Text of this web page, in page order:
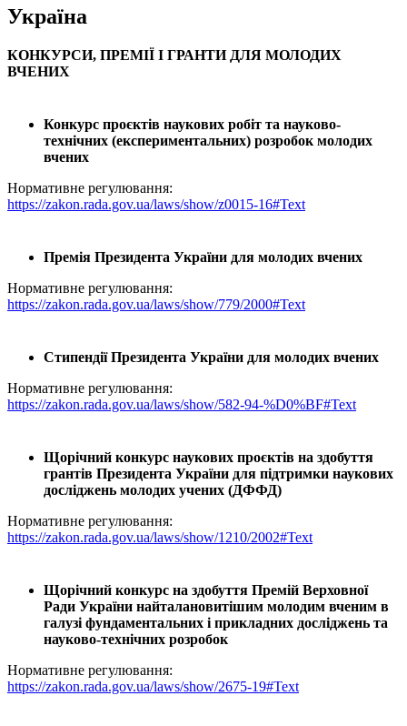
Україна
КОНКУРСИ, ПРЕМІЇ І ГРАНТИ ДЛЯ МОЛОДИХ
ВЧЕНИХ
Конкурс проєктів наукових робіт та науково-
технічних (експериментальних) розробок молодих
вчених
Нормативне регулювання:
https://zakon.rada.gov.ua/laws/show/z0015-16#Text
Премія Президента України для молодих вчених
Нормативне регулювання:
https://zakon.rada.gov.ua/laws/show/779/2000#Text
Стипендії Президента України для молодих вчених
Нормативне регулювання:
https://zakon.rada.gov.ua/laws/show/582-94-%D0%BF#Text
Щорічний конкурс наукових проєктів на здобуття
грантів Президента України для підтримки наукових
досліджень молодих учених (ДФФД)
Нормативне регулювання:
https://zakon.rada.gov.ua/laws/show/1210/2002#Text
Щорічний конкурс на здобуття Премій Верховної
Ради України найталановитішим молодим вченим в
галузі фундаментальних і прикладних досліджень та
науково-технічних розробок
Нормативне регулювання:
https://zakon.rada.gov.ua/laws/show/2675-19#Text